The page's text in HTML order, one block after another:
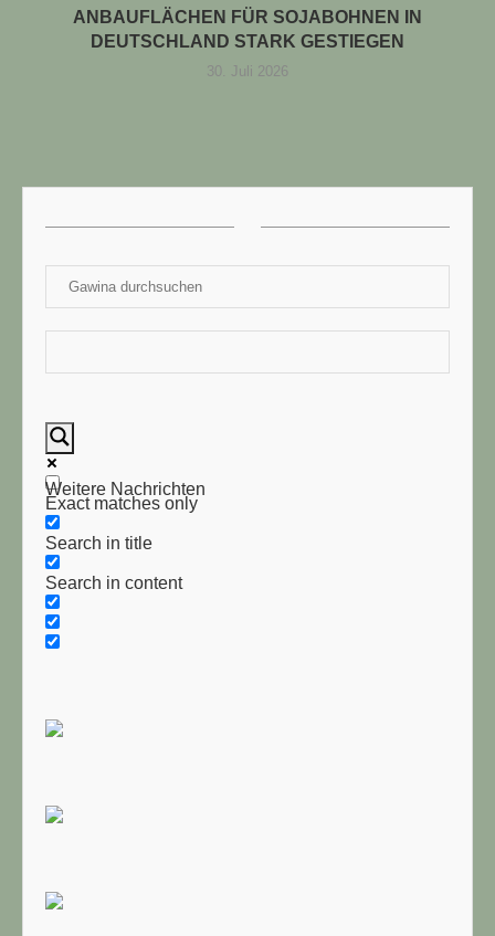
ANBAUFLÄCHEN FÜR SOJABOHNEN IN
DEUTSCHLAND STARK GESTIEGEN
30. Juli 2026
Weitere Nachrichten
Exact matches only
Search in title
Search in content